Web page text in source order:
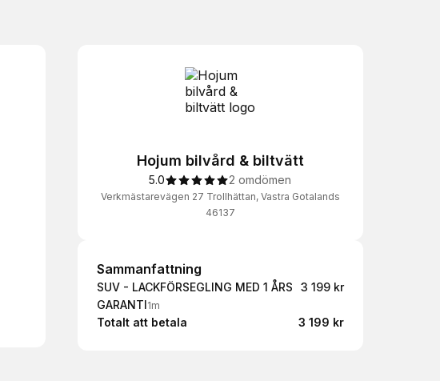
Hojum bilvård & biltvätt
5.0 2 omdömen
Verkmästarevägen 27 Trollhättan, Vastra Gotalands
46137
Sammanfattning
Sammanfattning
SUV - LACKFÖRSEGLING MED 1 ÅRS
GARANTI1m
3 199 kr
Totalt att betala 3 199 kr